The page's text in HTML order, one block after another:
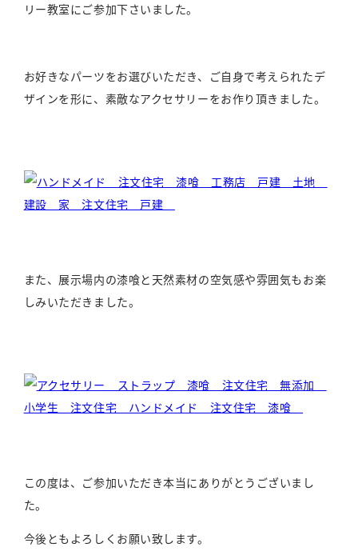
リー教室にご参加下さいました。
お好きなパーツをお選びいただき、ご自身で考えられたデ
ザインを形に、素敵なアクセサリーをお作り頂きました。
また、展示場内の漆喰と天然素材の空気感や雰囲気もお楽
しみいただきました。
この度は、ご参加いただき本当にありがとうございまし
た。
今後ともよろしくお願い致します。